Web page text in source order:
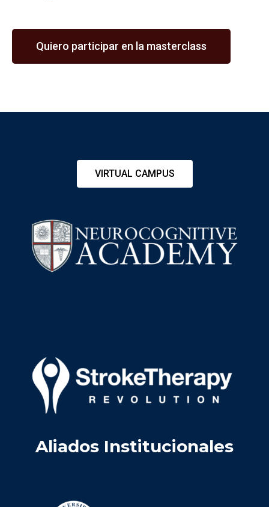
Quiero participar en la masterclass
VIRTUAL CAMPUS
Aliados Institucionales